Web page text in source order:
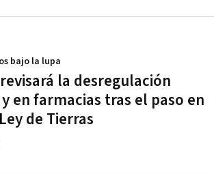
la desregulación
en farmacias tras el paso en
de Tierras
bajo la lupa